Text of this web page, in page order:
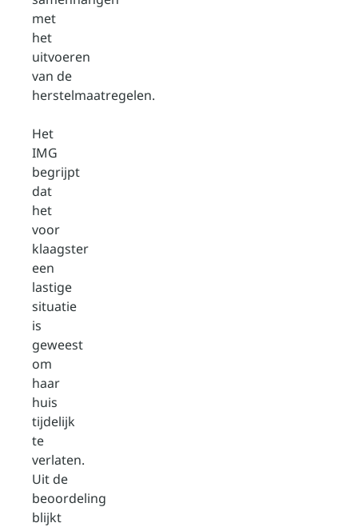
met
het
uitvoeren
van de
herstelmaatregelen.
Het
IMG
begrijpt
dat
het
voor
klaagster
een
lastige
situatie
is
geweest
om
haar
huis
tijdelijk
te
verlaten.
Uit de
beoordeling
blijkt